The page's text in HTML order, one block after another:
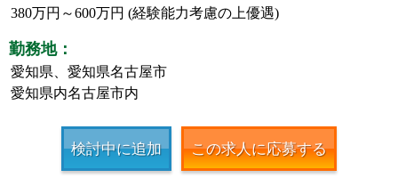
380万円～600万円 (経験能力考慮の上優遇)
勤務地：
愛知県、愛知県名古屋市
愛知県内名古屋市内
検討中に追加 この求人に応募する